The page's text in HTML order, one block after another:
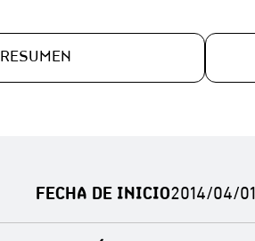
RESUMEN
FECHA DE INICIO2014/04/01